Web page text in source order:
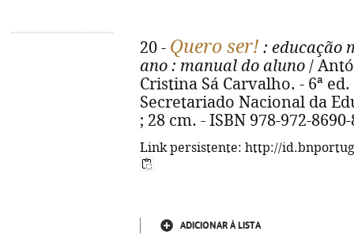
20 - Quero ser! : educação
ano : manual do aluno /
Cristina Sá Carvalho. - 6ª
Secretariado Nacional da
; 28 cm. - ISBN 978-972-
Link persistente: http://
ADICIONAR À LISTA